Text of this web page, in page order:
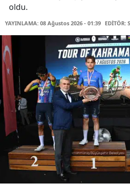
oldu.
YAYINLAMA: 08 Ağustos 2026 - 01:39 EDİTÖR: